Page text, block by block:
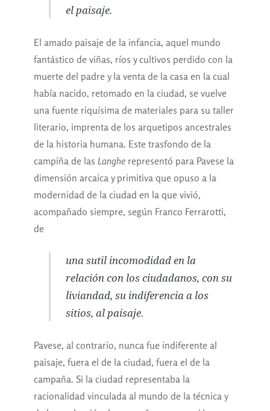
el paisaje.
El amado paisaje de la infancia, aquel mundo
fantástico de viñas, ríos y cultivos perdido con la
muerte del padre y la venta de la casa en la cual
había nacido, retomado en la ciudad, se vuelve
una fuente riquísima de materiales para su taller
literario, imprenta de los arquetipos ancestrales
de la historia humana. Este trasfondo de la
campiña de las Langherepresentó para Pavese la
dimensión arcaica y primitiva que opuso a la
modernidad de la ciudad en la que vivió,
acompañado siempre, según Franco Ferrarotti,
de
una sutil incomodidad en la
relación con los ciudadanos, con su
liviandad, su indiferencia a los
sitios, al paisaje.
Pavese, al contrario, nunca fue indiferente al
paisaje, fuera el de la ciudad, fuera el de la
campaña. Si la ciudad representaba la
racionalidad vinculada al mundo de la técnica y